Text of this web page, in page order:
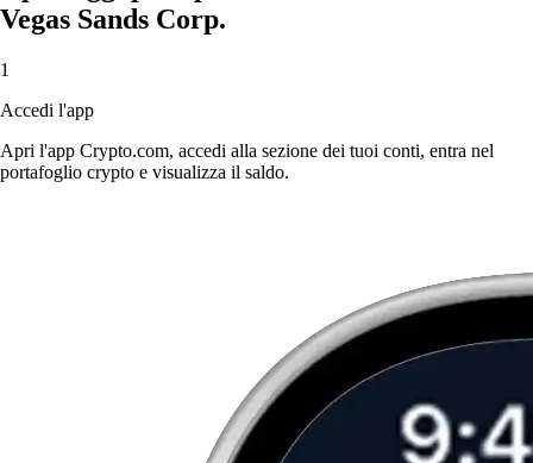
Vegas Sands Corp.
1
Accedi l'app
Apri l'app Crypto.com, accedi alla sezione dei tuoi conti, entra nel
portafoglio crypto e visualizza il saldo.